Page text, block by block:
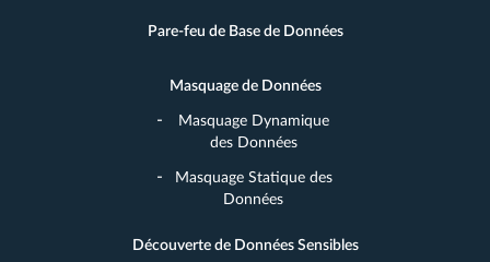
Pare-feu de Base de Données
Masquage de Données
Masquage Dynamique
des Données
Masquage Statique des
Données
Découverte de Données Sensibles